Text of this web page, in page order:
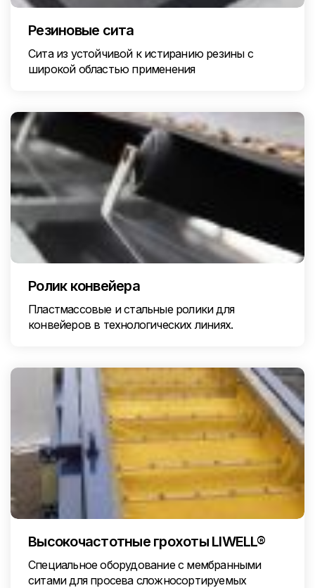
Резиновые сита
Сита из устойчивой к истиранию резины с
широкой областью применения
Ролик конвейера
Пластмассовые и стальные ролики для
конвейеров в технологических линиях.
Высокочастотные грохоты LIWELL®
Специальное оборудование с мембранными
ситами для просева сложносортируемых